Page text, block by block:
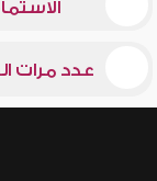
عدد مرات